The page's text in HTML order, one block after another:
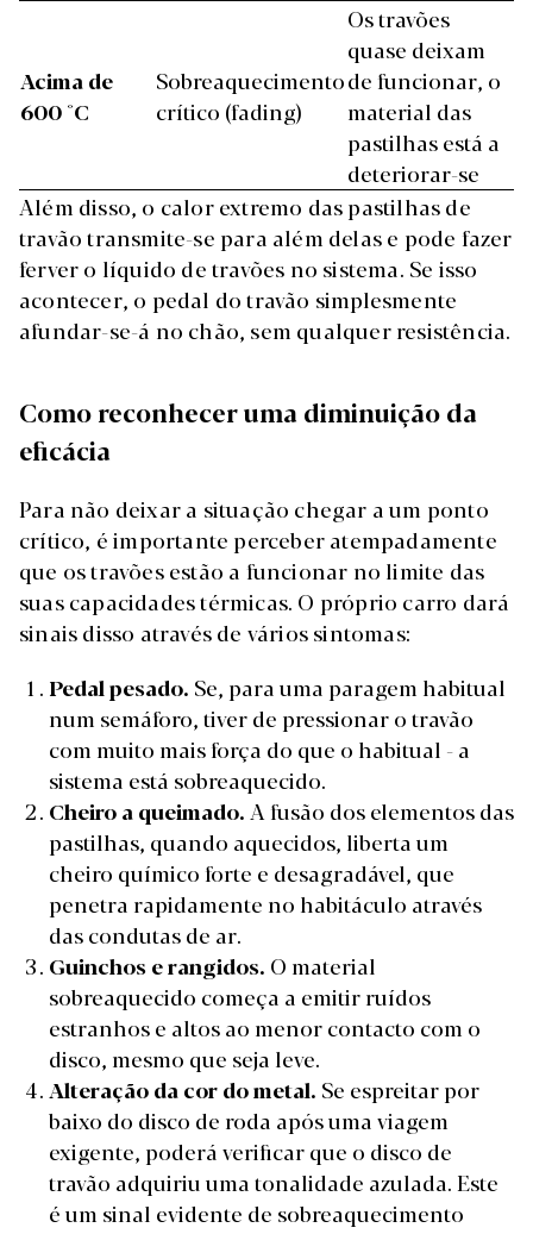
Acima de
600 °C
Sobreaquecimento
crítico (fading)
Os travões
quase deixam
de funcionar, o
material das
pastilhas está a
deteriorar-se
Além disso, o calor extremo das pastilhas de
travão transmite-se para além delas e pode fazer
ferver o líquido de travões no sistema. Se isso
acontecer, o pedal do travão simplesmente
afundar-se-á no chão, sem qualquer resistência.
Como reconhecer uma diminuição da
eficácia
Para não deixar a situação chegar a um ponto
crítico, é importante perceber atempadamente
que os travões estão a funcionar no limite das
suas capacidades térmicas. O próprio carro dará
sinais disso através de vários sintomas:
Pedal pesado. Se, para uma paragem habitual
num semáforo, tiver de pressionar o travão
com muito mais força do que o habitual - a
sistema está sobreaquecido.
Cheiro a queimado. A fusão dos elementos das
pastilhas, quando aquecidos, liberta um
cheiro químico forte e desagradável, que
penetra rapidamente no habitáculo através
das condutas de ar.
Guinchos e rangidos. O material
sobreaquecido começa a emitir ruídos
estranhos e altos ao menor contacto com o
disco, mesmo que seja leve.
Alteração da cor do metal. Se espreitar por
baixo do disco de roda após uma viagem
exigente, poderá verificar que o disco de
travão adquiriu uma tonalidade azulada. Este
é um sinal evidente de sobreaquecimento